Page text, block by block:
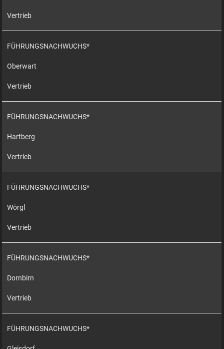
Vertrieb
FÜHRUNGSNACHWUCHS*
Oberwart
Vertrieb
FÜHRUNGSNACHWUCHS*
Hartberg
Vertrieb
FÜHRUNGSNACHWUCHS*
Wörgl
Vertrieb
FÜHRUNGSNACHWUCHS*
Dornbirn
Vertrieb
FÜHRUNGSNACHWUCHS*